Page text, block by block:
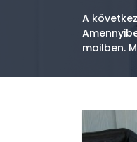
A
mailben.